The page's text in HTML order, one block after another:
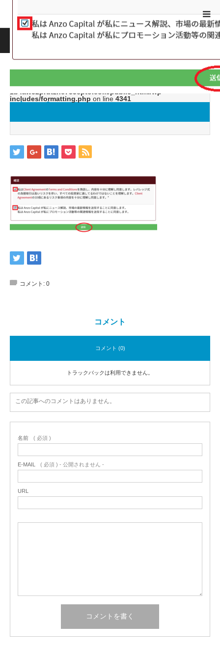
ホームブログ image9
: ltrim() expects parameter 1 to be string, object given
in/home/jwc88/xn--fx-
1b4aw32prutzhc733epto.com/public_html/wp-
includes/formatting.php on line 4341
image9
コメント: 0
コメント
コメント (0)
トラックバックは利用できません。
この記事へのコメントはありません。
名前 ( 必須 )
E-MAIL ( 必須 ) - 公開されません -
URL